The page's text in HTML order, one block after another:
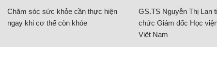
Chăm sóc sức khỏe cần thực hiện
ngay khi cơ thể còn khỏe
GS.TS Nguyễn Thị Lan
chức Giám đốc Học
Việt Nam